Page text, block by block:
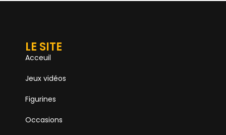
LE SITE
Acceuil
Jeux vidéos
Figurines
Occasions